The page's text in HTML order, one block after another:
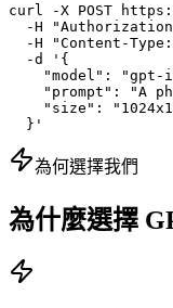
curl -X POST
-H
-H "Content-
  -d '{
"model": "gpt-
"prompt": "A
"size":
  }'
為何選擇我們
為什麼選擇